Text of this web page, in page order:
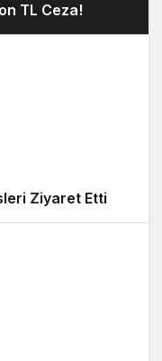
TL Ceza!
Ziyaret Etti